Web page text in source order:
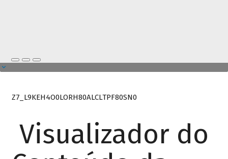
Z7_L9KEH4O0LORH80ALCLTPF80SN0
Visualizador do